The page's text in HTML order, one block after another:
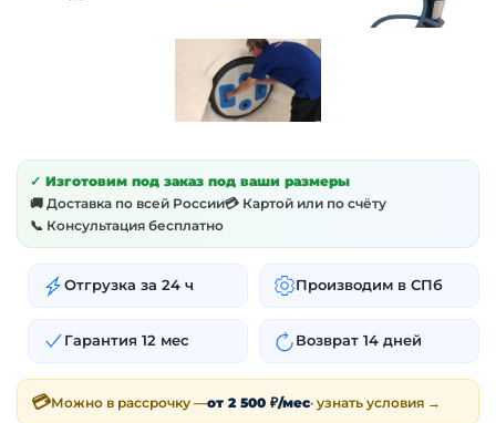
✓ Изготовим под заказ под ваши размеры
🚚 Доставка по всей России💳 Картой или по счёту
📞 Консультация бесплатно
Отгрузка за 24 ч Производим в СПб
Гарантия 12 мес Возврат 14 дней
💳Можно в рассрочку —от 2 500 ₽/мес· узнать условия →